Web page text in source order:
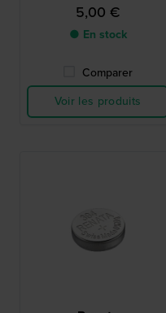
5,00 €
● En stock
Comparer
Voir les produits